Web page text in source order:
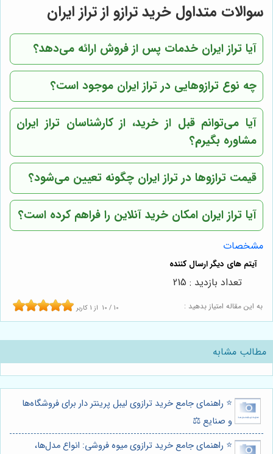
سوالات متداول خرید ترازو از تراز ایران
آیا تراز ایران خدمات پس از فروش ارائه می‌دهد؟
چه نوع ترازوهایی در تراز ایران موجود است؟
آیا می‌توانم قبل از خرید، از کارشناسان تراز ایران
مشاوره بگیرم؟
قیمت ترازوها در تراز ایران چگونه تعیین می‌شود؟
آیا تراز ایران امکان خرید آنلاین را فراهم کرده است؟
مشخصات
به این مقاله امتیاز بدهید : 10 / 10 از 1 کاربر
تعداد بازدید : 215
مطالب مشابه
⭐️ راهنمای جامع خرید ترازوی لیبل پرینتر دار برای فروشگاه‌ها
و صنایع ⚖️
⭐️ راهنمای جامع خرید ترازوی میوه فروشی: انواع مدل‌ها،